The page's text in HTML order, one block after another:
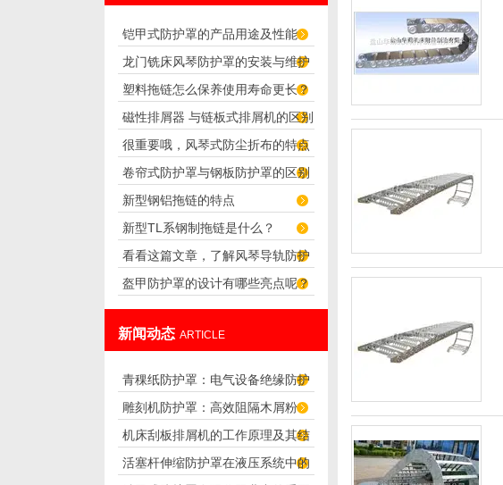
铠甲式防护罩的产品用途及性能
龙门铣床风琴防护罩的安装与维护
技巧
塑料拖链怎么保养使用寿命更长？
磁性排屑器 与链板式排屑机的区别
很重要哦，风琴式防尘折布的特点
及应用
卷帘式防护罩与钢板防护罩的区别
和特点
新型钢铝拖链的特点
新型TL系钢制拖链是什么？
看看这篇文章，了解风琴导轨防护
罩的特性
盔甲防护罩的设计有哪些亮点呢？
新闻动态 ARTICLE
青稞纸防护罩：电气设备绝缘防护
专用方案
雕刻机防护罩：高效阻隔木屑粉
尘，守护设备精度与安全
机床刮板排屑机的工作原理及其结
构分析
活塞杆伸缩防护罩在液压系统中的